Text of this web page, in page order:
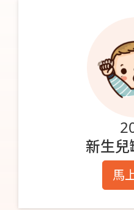
新生
馬